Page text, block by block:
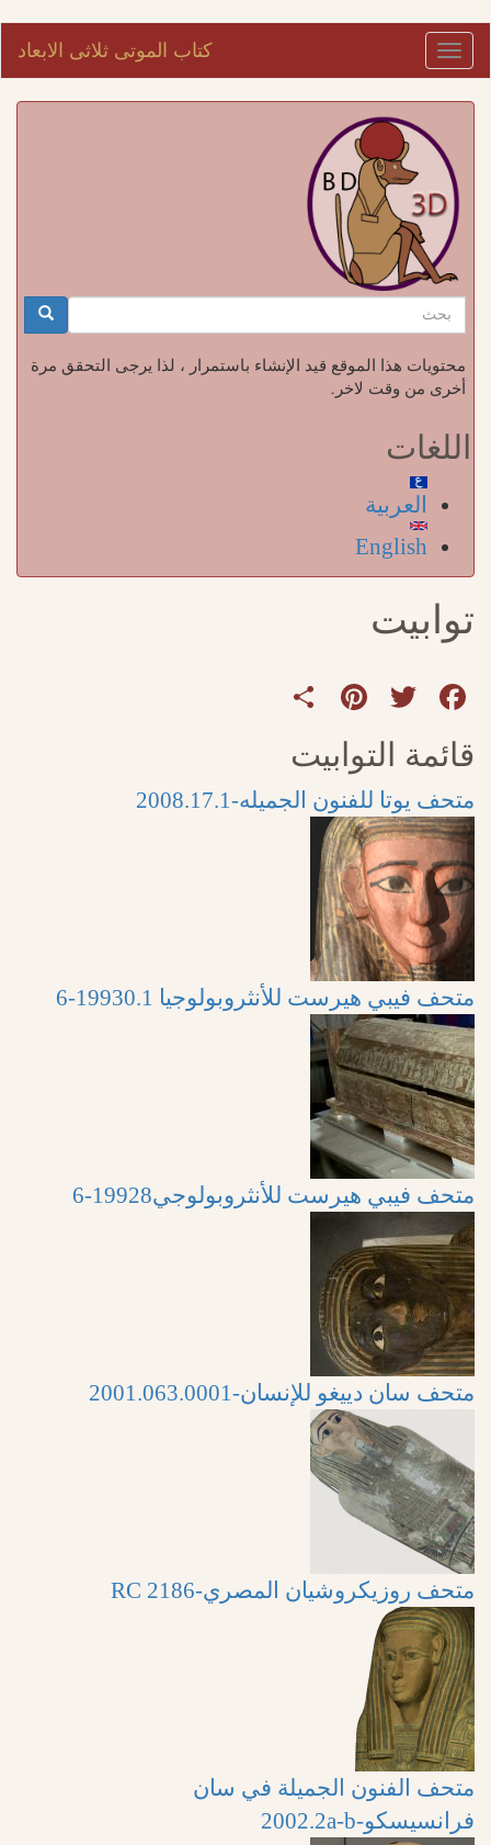
تجاوز
إلى
المحتوى
الرئيسي
كتاب الموتى ثلاثى الابعاد
Toggle
استمارة
البحث
محتويات هذا الموقع قيد الإنشاء باستمرار ، لذا يرجى التحقق مرة
أخرى من وقت لاخر.
اللغات
العربية
English
توابيت
Facebook
Twitter
Pinterest
قائمة التوابيت
متحف يوتا للفنون الجميله-2008.17.1
متحف فيبي هيرست للأنثروبولوجيا 19930.1-6
متحف فيبي هيرست للأنثروبولوجي19928-6
متحف سان دييغو للإنسان-2001.063.0001
متحف روزيكروشيان المصري-RC 2186
متحف الفنون الجميلة في سان
فرانسيسكو-2002.2a-b